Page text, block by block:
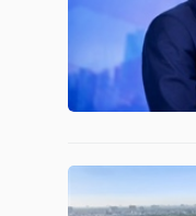
TÍCH
VIETSTOCKFINANCE